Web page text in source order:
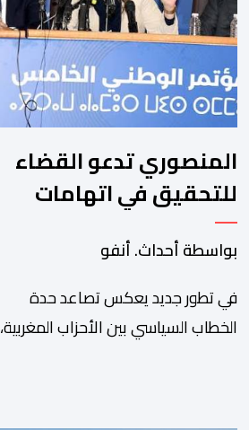
المنصوري تدعو القضاء
للتحقيق في اتهامات
بنكيران لـ" البام " بـ " حزب
المخدرات "
بواسطة أحداث. أنفو
في تطور جديد يعكس تصاعد حدة
الخطاب السياسي بين الأحزاب المغربية،